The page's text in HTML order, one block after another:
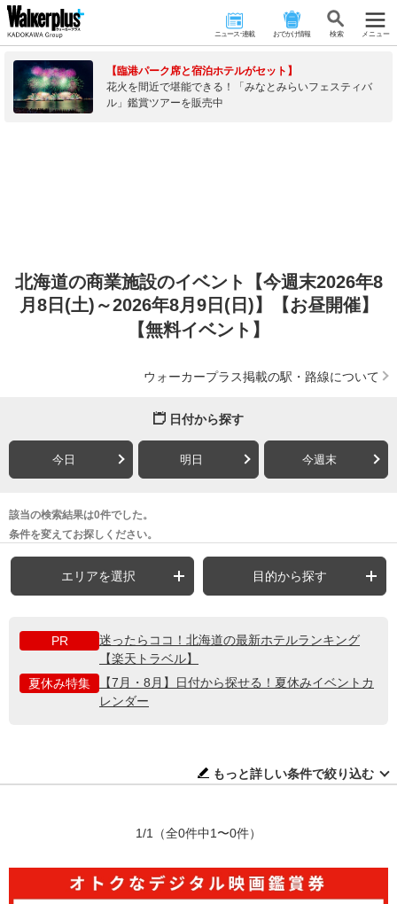
ニュース･連載 おでかけ情報 検 索 メニュー
【臨港パーク席と宿泊ホテルがセット】
花火を間近で堪能できる！「みなとみらいフェスティバ
ル」鑑賞ツアーを販売中
北海道の商業施設のイベント【今週末2026年8
月8日(土)～2026年8月9日(日)】【お昼開催】
【無料イベント】
ウォーカープラス掲載の駅・路線について
日付から探す
今日 明日 今週末
該当の検索結果は0件でした。
条件を変えてお探しください。
エリアを選択 目的から探す
PR
迷ったらココ！北海道の最新ホテルランキング
【楽天トラベル】
夏休み特集
【7月・8月】日付から探せる！夏休みイベントカ
レンダー
もっと詳しい条件で絞り込む
1/1 （全0件中1〜0件）